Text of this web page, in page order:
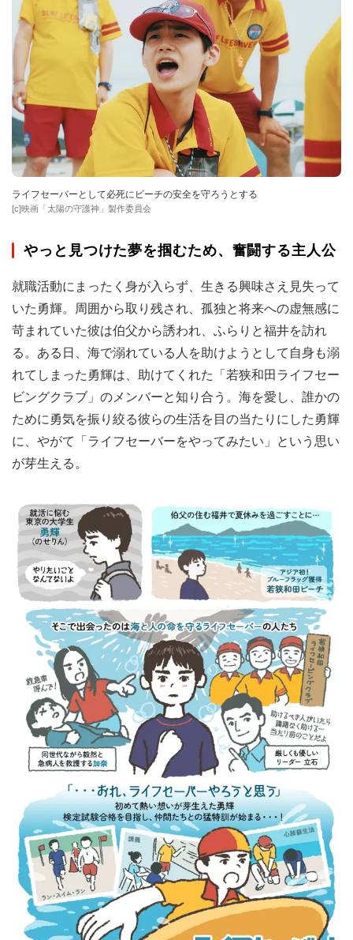
ライフセーバーとして必死にビーチの安全を守ろうとする
[c]映画「太陽の守護神」製作委員会
やっと見つけた夢を掴むため、奮闘する主人公
就職活動にまったく身が入らず、生きる興味さえ見失って
いた勇輝。周囲から取り残され、孤独と将来への虚無感に
苛まれていた彼は伯父から誘われ、ふらりと福井を訪れ
る。ある日、海で溺れている人を助けようとして自身も溺
れてしまった勇輝は、助けてくれた「若狭和田ライフセー
ビングクラブ」のメンバーと知り合う。海を愛し、誰かの
ために勇気を振り絞る彼らの生活を目の当たりにした勇輝
に、やがて「ライフセーバーをやってみたい」という思い
が芽生える。